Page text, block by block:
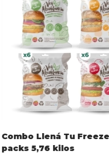
Combo Llená Tu
packs 5,76 kilos